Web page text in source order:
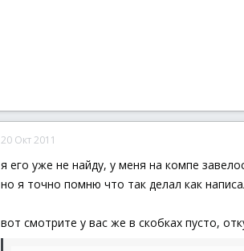
20 Окт 2011
я его уже не найду, у меня на компе
но я точно помню что так делал как
вот смотрите у вас же в скобках пусто,